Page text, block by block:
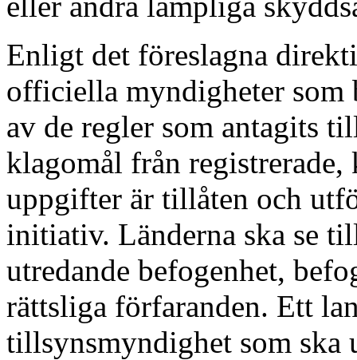
Enligt det föreslagna
officiella myndigheter som
av de regler som antagits
klagomål från
uppgifter är tillåten och
initiativ. Länderna ska se
utredande befogenhet,
rättsliga förfaranden. Ett
tillsynsmyndighet som ska